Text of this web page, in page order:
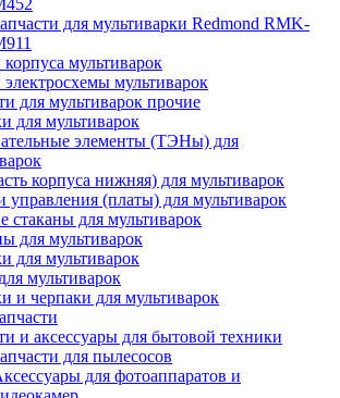
для мультиварки Redmond RMK-
корпуса мультиварок
электросхемы мультиварок
для мультиварок прочие
для мультиварок
элементы (ТЭНы) для
корпуса нижняя) для мультиварок
управления (платы) для мультиварок
стаканы для мультиварок
для мультиварок
для мультиварок
мультиварок
и черпаки для мультиварок
и аксессуары для бытовой техники
для пылесосов
для фотоаппаратов и